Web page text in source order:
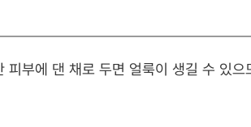
부에 댄 채로 두면 얼룩이 생길 수 있으